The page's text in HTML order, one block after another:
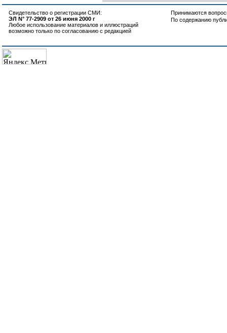
Свидетельство о регистрации СМИ:
ЭЛ N° 77-2909 от 26 июня 2000 г
Любое использование материалов и иллюстраций
возможно только по согласованию с редакцией
Принимаются
По содержанию